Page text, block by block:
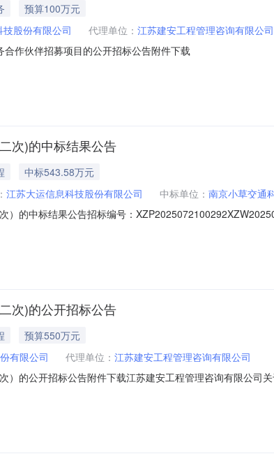
预算100万元
股份有限公司 代理单位： 江苏建安工程管理咨询有限公司
作伙伴招募项目的公开招标公告附件下载
次)的中标结果公告
中标543.58万元
江苏大运信息科技股份有限公司 中标单位： 南京小草交通
）的中标结果公告招标编号：
弱电施工项目（第二次）3、中标信息供应商名称：南京小
次)的公开招标公告
预算550万元
有限公司 代理单位： 江苏建安工程管理咨询有限公司
）的公开招标公告附件下载江苏建安工程管理咨询有限公司
标方式为公开招标。二、项目概况和招标范围规模：对通信